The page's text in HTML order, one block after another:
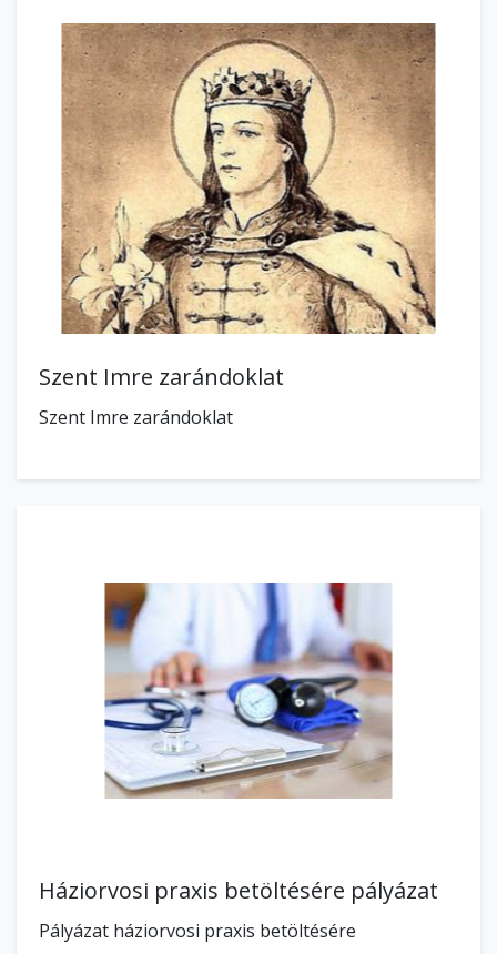
Szent Imre zarándoklat
Szent Imre zarándoklat
Háziorvosi praxis betöltésére pályázat
Pályázat háziorvosi praxis betöltésére